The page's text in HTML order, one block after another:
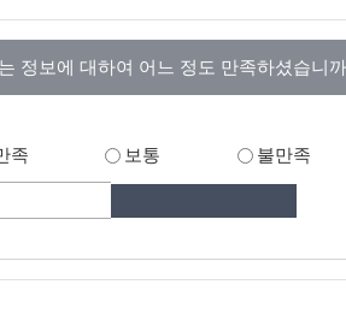
정보에 대하여 어느 정도 만족하셨습니
족 보통 불만족